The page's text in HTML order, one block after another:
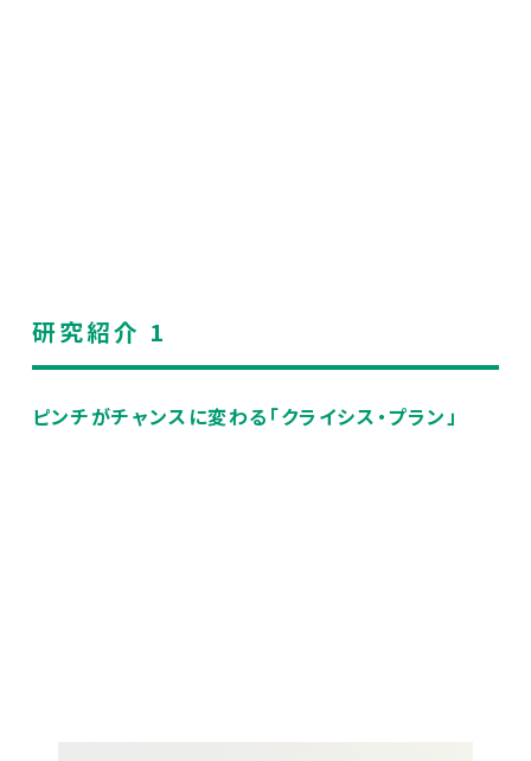
研究紹介 1
ピンチがチャンスに変わる「クライシス・プラン」